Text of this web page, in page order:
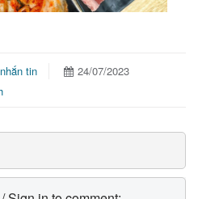
nhắn tin
24/07/2023